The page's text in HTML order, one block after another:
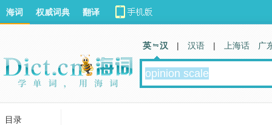
海词 权威词典 翻译
英 汉 | 汉语 | 上海话 广
目录